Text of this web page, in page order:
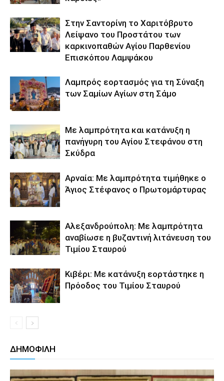
Στην Σαντορίνη το Χαριτόβρυτο
Λείψανο του Προστάτου των
καρκινοπαθών Αγίου Παρθενίου
Επισκόπου Λαμψάκου
Λαμπρός εορτασμός για τη Σύναξη
των Σαμίων Αγίων στη Σάμο
Με λαμπρότητα και κατάνυξη η
πανήγυρη του Αγίου Στεφάνου στη
Σκύδρα
Αρναία: Με λαμπρότητα τιμήθηκε ο
Άγιος Στέφανος ο Πρωτομάρτυρας
Αλεξανδρούπολη: Με λαμπρότητα
αναβίωσε η βυζαντινή λιτάνευση του
Τιμίου Σταυρού
Κιβέρι: Με κατάνυξη εορτάστηκε η
Πρόοδος του Τιμίου Σταυρού
ΔΗΜΟΦΙΛΗ